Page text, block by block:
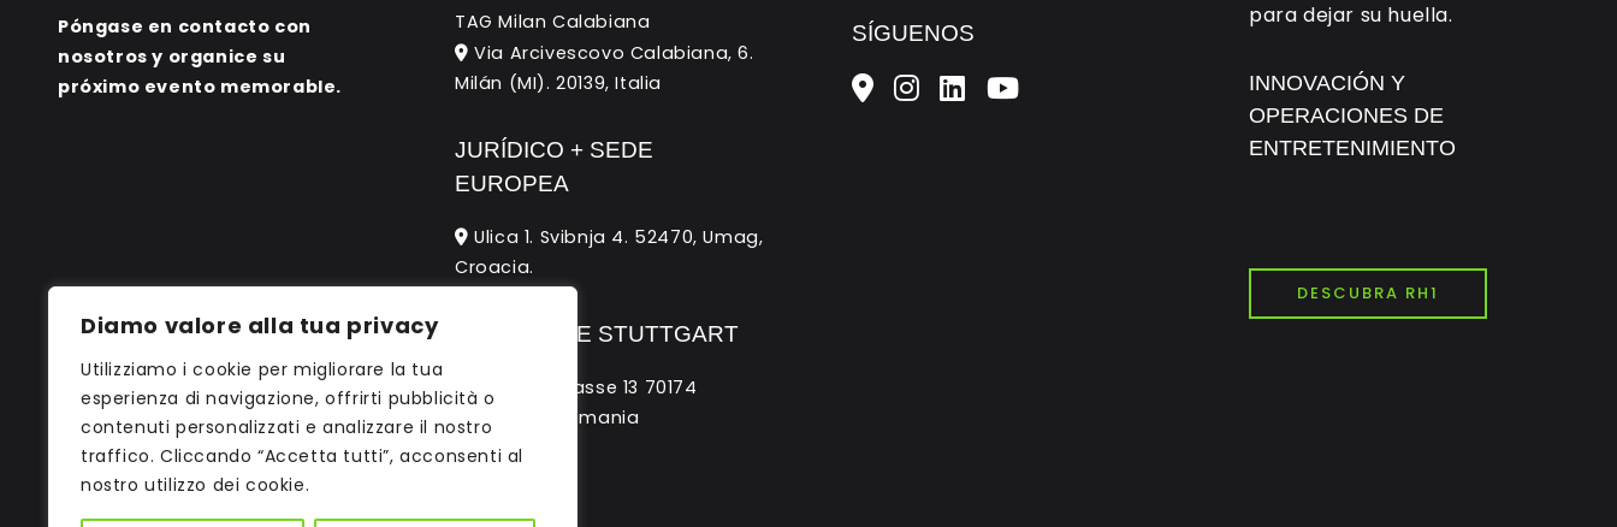
Diamo valore alla tua privacy
Utilizziamo i cookie per migliorare la tua
esperienza di navigazione, offrirti pubblicità o
contenuti personalizzati e analizzare il nostro
traffico. Cliccando “Accetta tutti”, acconsenti al
nostro utilizzo dei cookie.
Póngase en contacto con
nosotros y organice su
próximo evento memorable.
TAG Milan Calabiana
Via Arcivescovo Calabiana, 6.
Milán (MI). 20139, Italia
JURÍDICO + SEDE
EUROPEA
Ulica 1. Svibnja 4. 52470, Umag,
Croacia.
CENTRO DE STUTTGART
Friedrichstrasse 13 70174
Stuttgart, Alemania
SÍGUENOS
para dejar su huella.
INNOVACIÓN Y
OPERACIONES DE
ENTRETENIMIENTO
DESCUBRA RH1